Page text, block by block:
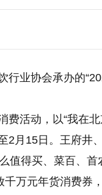
行业协会承办的
活动，以“我在北
月15日。王府井、
值得买、菜百、首
万元年货消费券